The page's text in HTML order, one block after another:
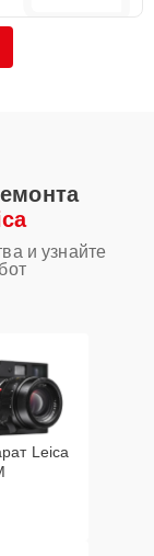
и узнайте
Leica